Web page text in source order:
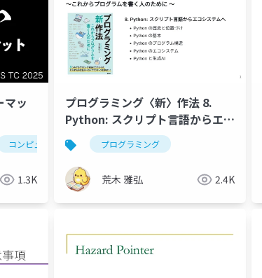
マッ
コンピューターサイエンス
1.3K
プログラミング〈新〉作法 8.
Python: スクリプト言語からエコ
システムへプログラミング
荒木 雅弘 2.4K